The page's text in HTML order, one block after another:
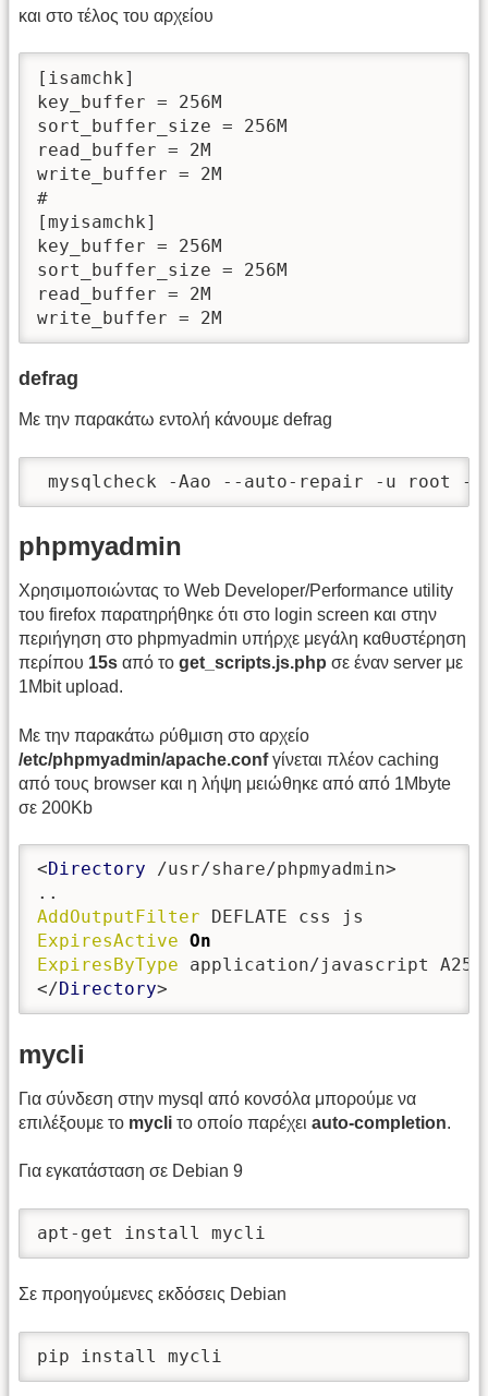
και στο τέλος του αρχείου
[isamchk]
key_buffer = 256M
sort_buffer_size = 256M
read_buffer = 2M
write_buffer = 2M
#
[myisamchk]
key_buffer = 256M
sort_buffer_size = 256M
read_buffer = 2M
write_buffer = 2M
defrag
Με την παρακάτω εντολή κάνουμε defrag
mysqlcheck -Aao --auto-repair -u root -p
phpmyadmin
Χρησιμοποιώντας το Web Developer/Performance utility
του firefox παρατηρήθηκε ότι στο login screen και στην
περιήγηση στο phpmyadmin υπήρχε μεγάλη καθυστέρηση
περίπου 15s από το get_scripts.js.php σε έναν server με
1Mbit upload.
Με την παρακάτω ρύθμιση στο αρχείο
/etc/phpmyadmin/apache.confγίνεται πλέον caching
από τους browser και η λήψη μειώθηκε από από 1Mbyte
σε 200Kb
<Directory /usr/share/phpmyadmin>
AddOutputFilter
ExpiresActive On
ExpiresByType application/javascript
</Directory>
mycli
Για σύνδεση στην mysql από κονσόλα μπορούμε να
επιλέξουμε το mycli το οποίο παρέχει auto-completion.
Για εγκατάσταση σε Debian 9
apt-get install mycli
Σε προηγούμενες εκδόσεις Debian
pip install mycli